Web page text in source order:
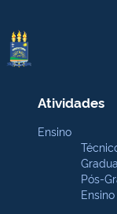
Atividades
Ensino
Pós-